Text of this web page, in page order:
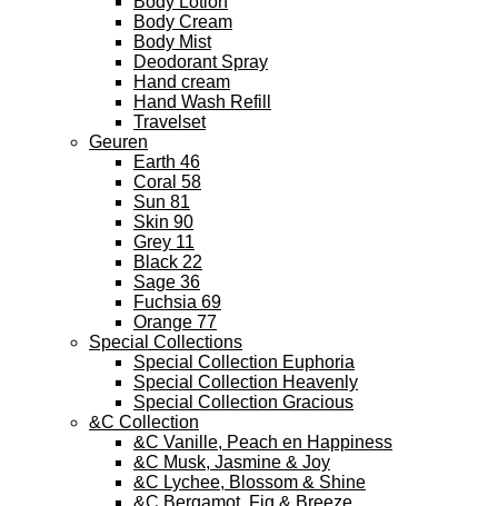
Body Cream
Body Mist
Deodorant Spray
Hand cream
Hand Wash Refill
Travelset
Geuren
Earth 46
Coral 58
Sun 81
Skin 90
Grey 11
Black 22
Sage 36
Fuchsia 69
Orange 77
Special Collections
Special Collection Euphoria
Special Collection Heavenly
Special Collection Gracious
&C Collection
&C Vanille, Peach en Happiness
&C Musk, Jasmine & Joy
&C Lychee, Blossom & Shine